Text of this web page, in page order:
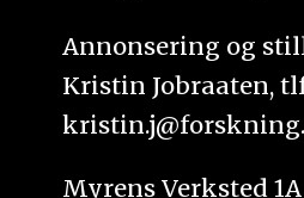
Annonsering og
Kristin Jobraaten,
Myrens Verksted 1A